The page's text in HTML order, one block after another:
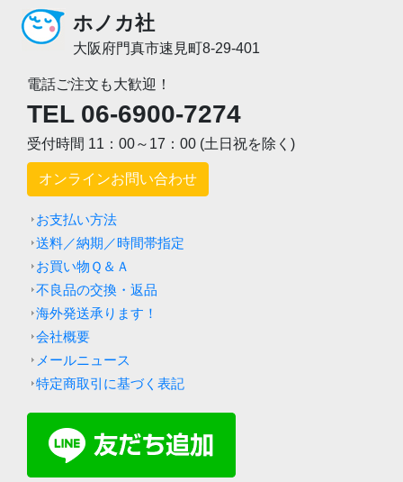
ホノカ社
大阪府門真市速見町8-29-401
電話ご注文も大歓迎！
TEL 06-6900-7274
受付時間 11：00～17：00 (土日祝を除く)
オンラインお問い合わせ
お支払い方法
送料／納期／時間帯指定
お買い物Ｑ＆Ａ
不良品の交換・返品
海外発送承ります！
会社概要
メールニュース
特定商取引に基づく表記